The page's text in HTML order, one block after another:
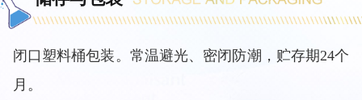
闭口塑料桶包装。常温避光、密闭防潮，贮存期24个
月。